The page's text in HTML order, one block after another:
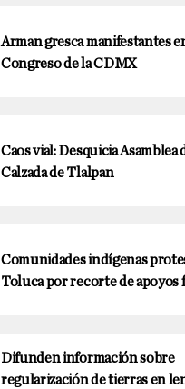
Arman gresca manifestantes
Congreso de la CDMX
Caos vial: Desquicia Asamblea
Calzada de Tlalpan
Comunidades indígenas
Toluca por recorte de apoyos
Difunden información sobre
regularización de tierras en